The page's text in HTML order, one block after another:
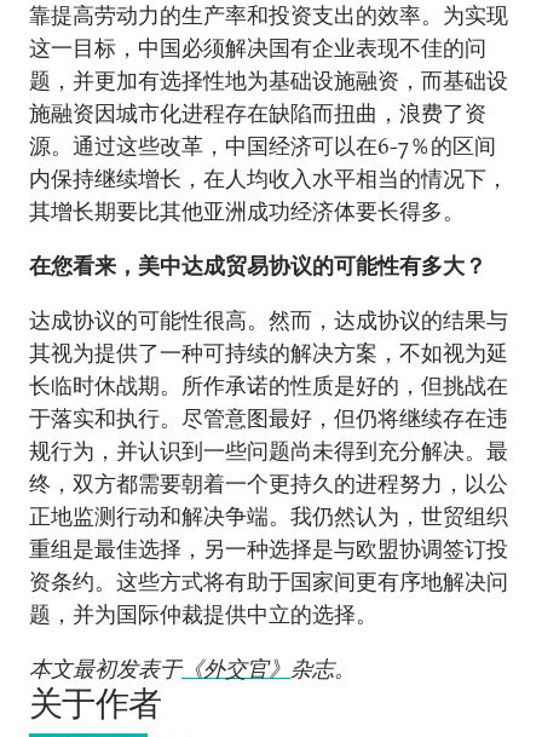
靠提高劳动力的生产率和投资支出的效率。为实现
这一目标，中国必须解决国有企业表现不佳的问
题，并更加有选择性地为基础设施融资，而基础设
施融资因城市化进程存在缺陷而扭曲，浪费了资
源。通过这些改革，中国经济可以在6-7％的区间
内保持继续增长，在人均收入水平相当的情况下，
其增长期要比其他亚洲成功经济体要长得多。
在您看来，美中达成贸易协议的可能性有多大？
达成协议的可能性很高。然而，达成协议的结果与
其视为提供了一种可持续的解决方案，不如视为延
长临时休战期。所作承诺的性质是好的，但挑战在
于落实和执行。尽管意图最好，但仍将继续存在违
规行为，并认识到一些问题尚未得到充分解决。最
终，双方都需要朝着一个更持久的进程努力，以公
正地监测行动和解决争端。我仍然认为，世贸组织
重组是最佳选择，另一种选择是与欧盟协调签订投
资条约。这些方式将有助于国家间更有序地解决问
题，并为国际仲裁提供中立的选择。
本文最初发表于《外交官》 杂志。
关于作者